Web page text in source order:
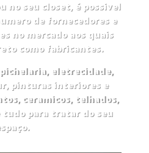
no seu closet, é possivel
de fornecedores e
no mercado aos quais
como fabricantes.
eletrecidade,
pinturas interiores e
ceramicos, telhados,
para tratar do seu